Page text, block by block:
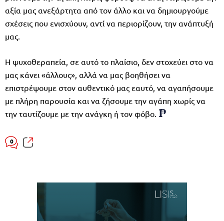
αξία μας ανεξάρτητα από τον άλλο και να δημιουργούμε
σχέσεις που ενισχύουν, αντί να περιορίζουν, την ανάπτυξή
μας.
Η ψυχοθεραπεία, σε αυτό το πλαίσιο, δεν στοχεύει στο να
μας κάνει «άλλους», αλλά να μας βοηθήσει να
επιστρέψουμε στον αυθεντικό μας εαυτό, να αγαπήσουμε
με πλήρη παρουσία και να ζήσουμε την αγάπη χωρίς να
την ταυτίζουμε με την ανάγκη ή τον φόβο.
0